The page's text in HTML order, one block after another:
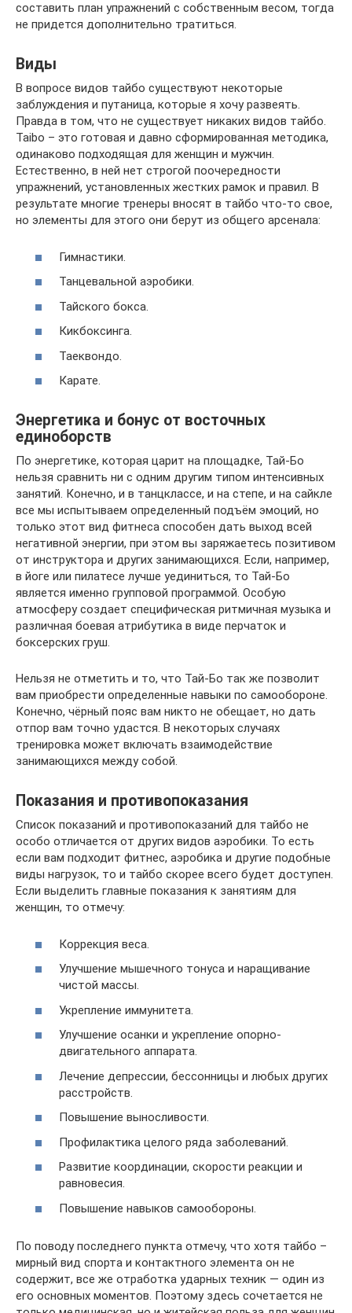
составить план упражнений с собственным весом, тогда
не придется дополнительно тратиться.
Виды
В вопросе видов тайбо существуют некоторые
заблуждения и путаница, которые я хочу развеять.
Правда в том, что не существует никаких видов тайбо.
Taibo – это готовая и давно сформированная методика,
одинаково подходящая для женщин и мужчин.
Естественно, в ней нет строгой поочередности
упражнений, установленных жестких рамок и правил. В
результате многие тренеры вносят в тайбо что-то свое,
но элементы для этого они берут из общего арсенала:
Гимнастики.
Танцевальной аэробики.
Тайского бокса.
Кикбоксинга.
Таеквондо.
Карате.
Энергетика и бонус от восточных
единоборств
По энергетике, которая царит на площадке, Тай-Бо
нельзя сравнить ни с одним другим типом интенсивных
занятий. Конечно, и в танцклассе, и на степе, и на сайкле
все мы испытываем определенный подъём эмоций, но
только этот вид фитнеса способен дать выход всей
негативной энергии, при этом вы заряжаетесь позитивом
от инструктора и других занимающихся. Если, например,
в йоге или пилатесе лучше уединиться, то Тай-Бо
является именно групповой программой. Особую
атмосферу создает специфическая ритмичная музыка и
различная боевая атрибутика в виде перчаток и
боксерских груш.
Нельзя не отметить и то, что Тай-Бо так же позволит
вам приобрести определенные навыки по самообороне.
Конечно, чёрный пояс вам никто не обещает, но дать
отпор вам точно удастся. В некоторых случаях
тренировка может включать взаимодействие
занимающихся между собой.
Показания и противопоказания
Список показаний и противопоказаний для тайбо не
особо отличается от других видов аэробики. То есть
если вам подходит фитнес, аэробика и другие подобные
виды нагрузок, то и тайбо скорее всего будет доступен.
Если выделить главные показания к занятиям для
женщин, то отмечу:
Коррекция веса.
Улучшение мышечного тонуса и наращивание
чистой массы.
Укрепление иммунитета.
Улучшение осанки и укрепление опорно-
двигательного аппарата.
Лечение депрессии, бессонницы и любых других
расстройств.
Повышение выносливости.
Профилактика целого ряда заболеваний.
Развитие координации, скорости реакции и
равновесия.
Повышение навыков самообороны.
По поводу последнего пункта отмечу, что хотя тайбо –
мирный вид спорта и контактного элемента он не
содержит, все же отработка ударных техник — один из
его основных моментов. Поэтому здесь сочетается не